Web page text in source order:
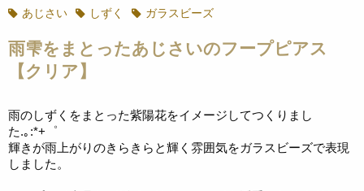
あじさい
しずく ガラスビーズ
雨雫をまとったあじさいのフープピアス
【クリア】
雨のしずくをまとった紫陽花をイメージしてつくりまし
た.｡:*+゜
輝きが雨上がりのきらきらと輝く雰囲気をガラスビーズで表現
しました。